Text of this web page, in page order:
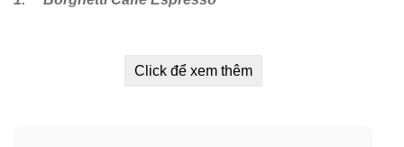
tiếng trên thế giới. Công thức pha chế bởi Ugo Borghetti
vào năm 1860. Hương vị đặc trưng từ đất nước Ý xinh
Click để xem thêm